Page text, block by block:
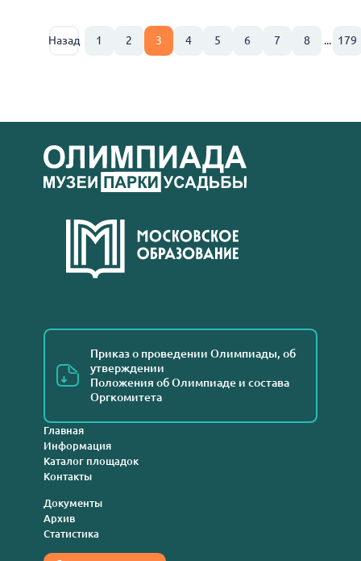
Назад 1 2 3 4 5 6 7 8 ... 179
Приказ о проведении Олимпиады, об
утверждении
Положения об Олимпиаде и состава
Оргкомитета
Главная
Информация
Каталог площадок
Контакты
Документы
Архив
Статистика